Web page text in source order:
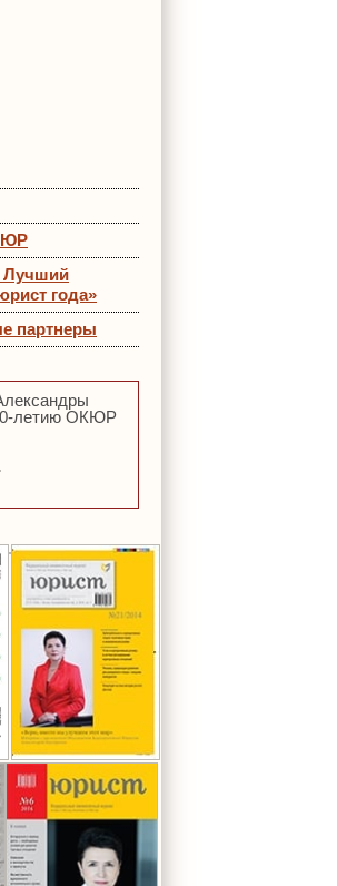
Лучший
года»
партнеры
летию ОКЮР